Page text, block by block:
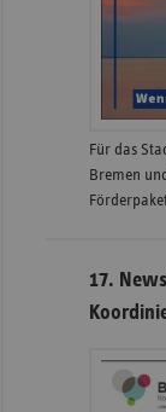
Für das
Bremen
17.